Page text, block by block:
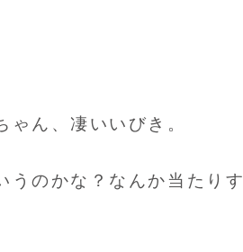
ん、凄いいびき。
うのかな？なんか当たりす